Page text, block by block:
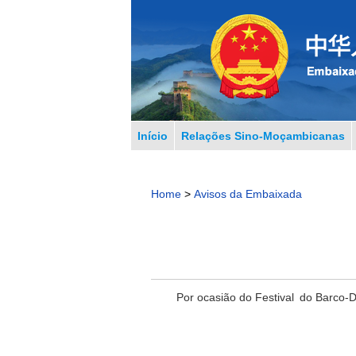
Início Relações Sino-Moçambicanas
Home > Avisos da Embaixada
Por ocasião do Festival do Barco-